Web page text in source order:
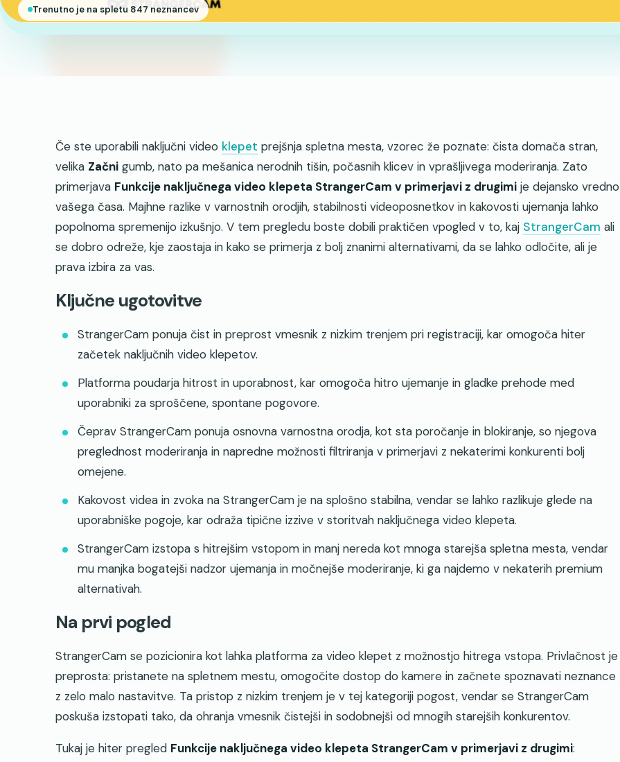
Trenutno je na spletu 847 neznancev
Če ste uporabili naključni video klepet prejšnja spletna mesta, vzorec že poznate: čista domača stran,
velika Začni gumb, nato pa mešanica nerodnih tišin, počasnih klicev in vprašljivega moderiranja. Zato
primerjava Funkcije naključnega video klepeta StrangerCam v primerjavi z drugimi je dejansko vredno
vašega časa. Majhne razlike v varnostnih orodjih, stabilnosti videoposnetkov in kakovosti ujemanja lahko
popolnoma spremenijo izkušnjo. V tem pregledu boste dobili praktičen vpogled v to, kaj StrangerCam ali
se dobro odreže, kje zaostaja in kako se primerja z bolj znanimi alternativami, da se lahko odločite, ali je
prava izbira za vas.
Ključne ugotovitve
StrangerCam ponuja čist in preprost vmesnik z nizkim trenjem pri registraciji, kar omogoča hiter
začetek naključnih video klepetov.
Platforma poudarja hitrost in uporabnost, kar omogoča hitro ujemanje in gladke prehode med
uporabniki za sproščene, spontane pogovore.
Čeprav StrangerCam ponuja osnovna varnostna orodja, kot sta poročanje in blokiranje, so njegova
preglednost moderiranja in napredne možnosti filtriranja v primerjavi z nekaterimi konkurenti bolj
omejene.
Kakovost videa in zvoka na StrangerCam je na splošno stabilna, vendar se lahko razlikuje glede na
uporabniške pogoje, kar odraža tipične izzive v storitvah naključnega video klepeta.
StrangerCam izstopa s hitrejšim vstopom in manj nereda kot mnoga starejša spletna mesta, vendar
mu manjka bogatejši nadzor ujemanja in močnejše moderiranje, ki ga najdemo v nekaterih premium
alternativah.
Na prvi pogled
StrangerCam se pozicionira kot lahka platforma za video klepet z možnostjo hitrega vstopa. Privlačnost je
preprosta: pristanete na spletnem mestu, omogočite dostop do kamere in začnete spoznavati neznance
z zelo malo nastavitve. Ta pristop z nizkim trenjem je v tej kategoriji pogost, vendar se StrangerCam
poskuša izstopati tako, da ohranja vmesnik čistejši in sodobnejši od mnogih starejših konkurentov.
Tukaj je hiter pregled Funkcije naključnega video klepeta StrangerCam v primerjavi z drugimi: